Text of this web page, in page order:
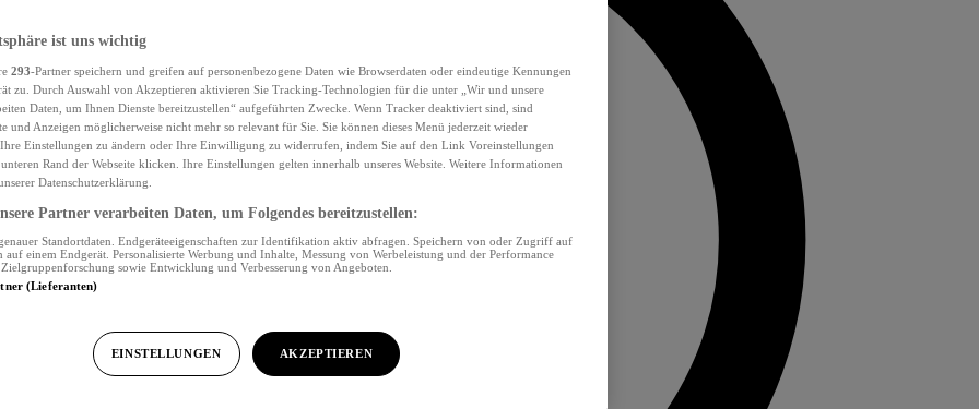
ist uns wichtig
293-Partner speichern und greifen auf personenbezogene Daten wie Browserdaten oder eindeutige Kennungen
zu. Durch Auswahl von Akzeptieren aktivieren Sie Tracking-Technologien für die unter „Wir und unsere
Daten, um Ihnen Dienste bereitzustellen“ aufgeführten Zwecke. Wenn Tracker deaktiviert sind, sind
und Anzeigen möglicherweise nicht mehr so relevant für Sie. Sie können dieses Menü jederzeit wieder
Einstellungen zu ändern oder Ihre Einwilligung zu widerrufen, indem Sie auf den Link Voreinstellungen
Rand der Webseite klicken. Ihre Einstellungen gelten innerhalb unseres Website. Weitere Informationen
Datenschutzerklärung.
Partner verarbeiten Daten, um Folgendes bereitzustellen:
Standortdaten. Endgeräteeigenschaften zur Identifikation aktiv abfragen. Speichern von oder Zugriff auf
einem Endgerät. Personalisierte Werbung und Inhalte, Messung von Werbeleistung und der Performance
sowie Entwicklung und Verbesserung von Angeboten.
(Lieferanten)
EINSTELLUNGEN AKZEPTIEREN